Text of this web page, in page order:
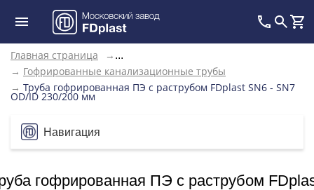
Главная страница → ...
→ Гофрированные канализационные трубы
→ Труба гофрированная ПЭ с раструбом FDplast SN6 - SN7
OD/ID 230/200 мм
Навигация
гофрированная ПЭ с раструбом